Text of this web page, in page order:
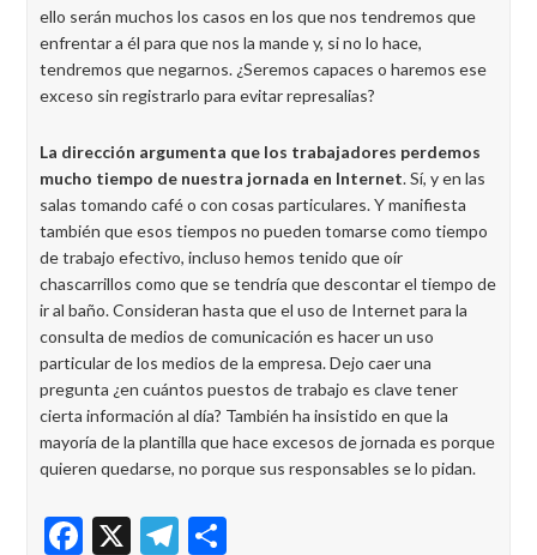
ello serán muchos los casos en los que nos tendremos que
enfrentar a él para que nos la mande y, si no lo hace,
tendremos que negarnos. ¿Seremos capaces o haremos ese
exceso sin registrarlo para evitar represalias?
La dirección argumenta que los trabajadores perdemos
mucho tiempo de nuestra jornada en Internet. Sí, y en las
salas tomando café o con cosas particulares. Y manifiesta
también que esos tiempos no pueden tomarse como tiempo
de trabajo efectivo, incluso hemos tenido que oír
chascarrillos como que se tendría que descontar el tiempo de
ir al baño. Consideran hasta que el uso de Internet para la
consulta de medios de comunicación es hacer un uso
particular de los medios de la empresa. Dejo caer una
pregunta ¿en cuántos puestos de trabajo es clave tener
cierta información al día? También ha insistido en que la
mayoría de la plantilla que hace excesos de jornada es porque
quieren quedarse, no porque sus responsables se lo pidan.
Facebook
X Telegram